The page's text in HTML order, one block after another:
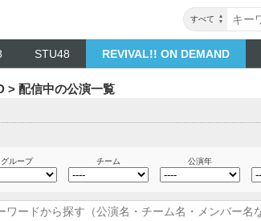
すべて
STU48 REVIVAL!! ON DEMAND
> 配信中の公演一覧
グループ チーム 公演年